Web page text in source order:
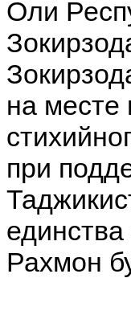
Оли
на месте
при
Рахмон